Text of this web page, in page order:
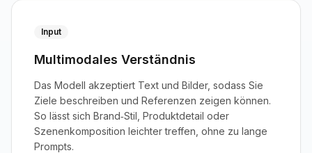
Input
Multimodales Verständnis
Das Modell akzeptiert Text und Bilder, sodass Sie
Ziele beschreiben und Referenzen zeigen können.
So lässt sich Brand‑Stil, Produktdetail oder
Szenenkomposition leichter treffen, ohne zu lange
Prompts.